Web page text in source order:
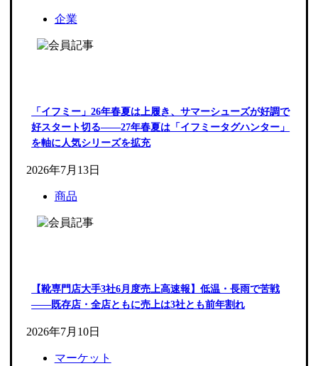
企業
「イフミー」26年春夏は上履き、サマーシューズが好調で
好スタート切る――27年春夏は「イフミータグハンター」
を軸に人気シリーズを拡充
2026年7月13日
商品
【靴専門店大手3社6月度売上高速報】低温・長雨で苦戦
――既存店・全店ともに売上は3社とも前年割れ
2026年7月10日
マーケット